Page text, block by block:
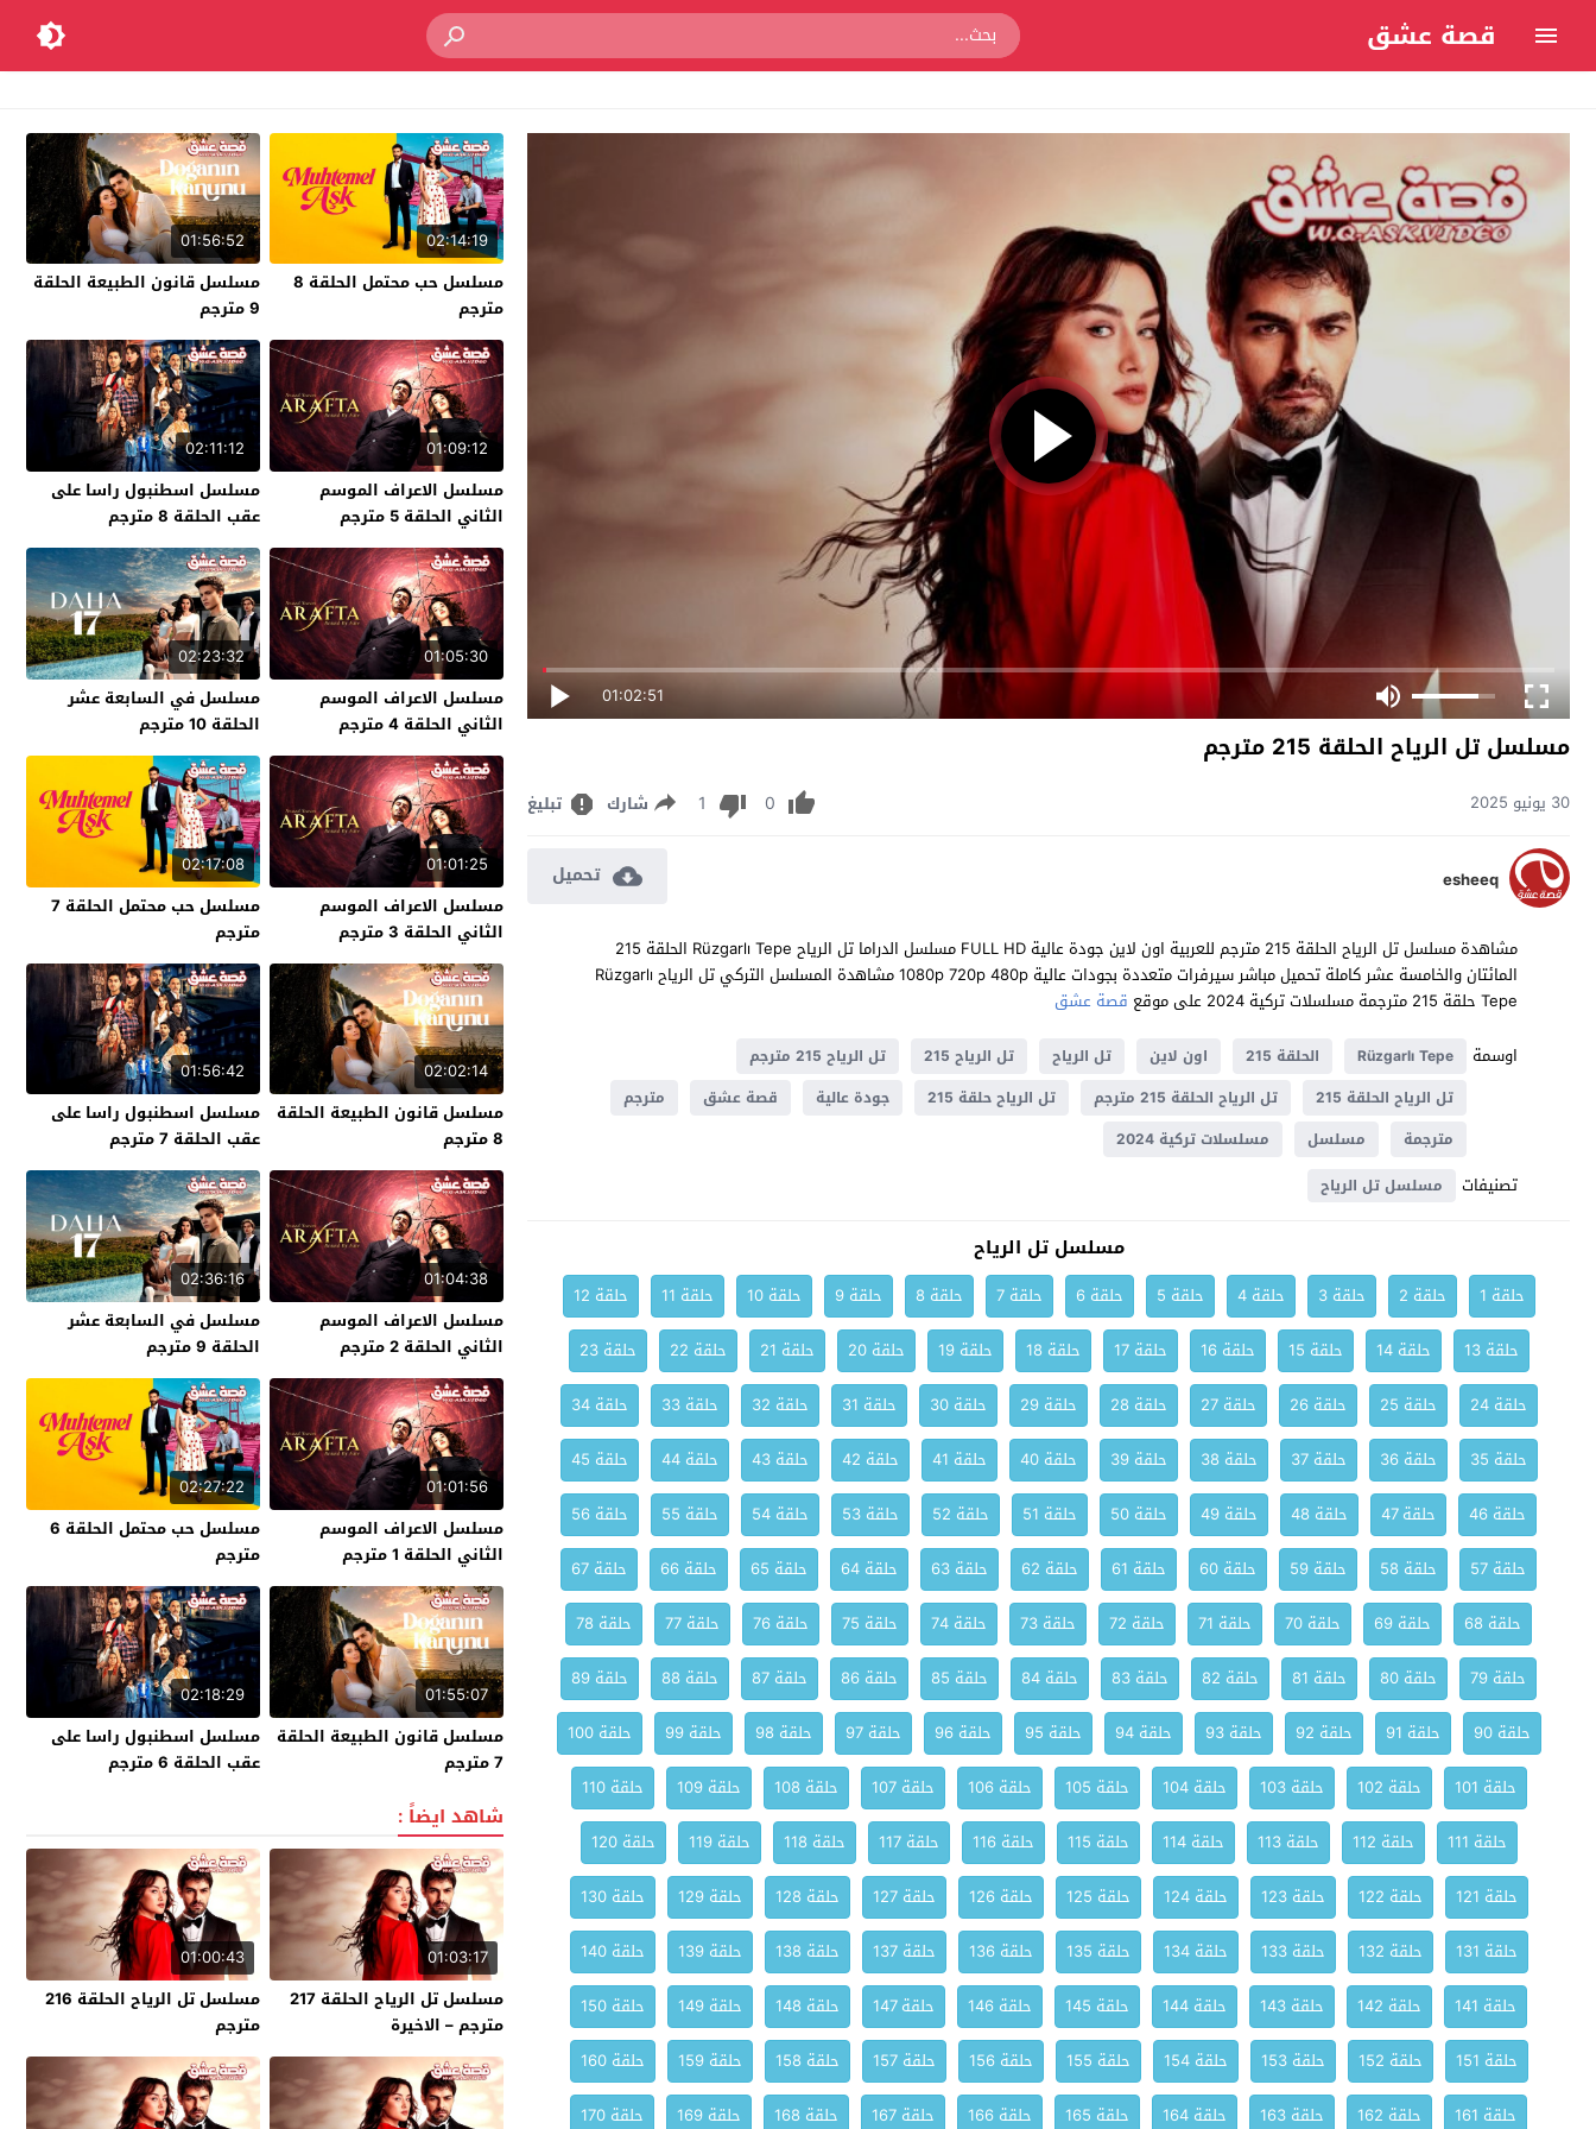
قصة عشق
01:02:51
مسلسل تل الرياح الحلقة 215 مترجم
30 يونيو 2025 0
1 شارك تبليغ
esheeq تحميل
مشاهدة مسلسل تل الرياح الحلقة 215 مترجم للعربية اون لاين جودة عالية FULL HD مسلسل الدراما تل الرياح Rüzgarlı Tepe الحلقة 215
المائتان والخامسة عشر كاملة تحميل مباشر سيرفرات متعددة بجودات عالية 1080p 720p 480p مشاهدة المسلسل التركي تل الرياح Rüzgarlı
Tepe حلقة 215 مترجمة مسلسلات تركية 2024 على موقع
قصة عشق
اوسمة
Rüzgarlı Tepe الحلقة 215 اون لاين تل الرياح تل الرياح 215
تل الرياح 215 مترجم
تل الرياح الحلقة 215
تل الرياح الحلقة 215 مترجم تل الرياح حلقة 215 جودة عالية قصة عشق
مترجم
مترجمة
مسلسل مسلسلات تركية 2024
تصنيفات مسلسل تل الرياح
مسلسل تل الرياح
حلقة 1 حلقة 2 حلقة 3 حلقة 4 حلقة 5 حلقة 6 حلقة 7 حلقة 8 حلقة 9 حلقة 10 حلقة 11
حلقة 12
حلقة 13
حلقة 14 حلقة 15 حلقة 16 حلقة 17 حلقة 18 حلقة 19 حلقة 20 حلقة 21 حلقة 22
حلقة 23
حلقة 24
حلقة 25 حلقة 26 حلقة 27 حلقة 28 حلقة 29 حلقة 30 حلقة 31 حلقة 32 حلقة 33
حلقة 34
حلقة 35
حلقة 36 حلقة 37 حلقة 38 حلقة 39 حلقة 40 حلقة 41 حلقة 42 حلقة 43 حلقة 44
حلقة 45
حلقة 46
حلقة 47 حلقة 48 حلقة 49 حلقة 50 حلقة 51 حلقة 52 حلقة 53 حلقة 54 حلقة 55
حلقة 56
حلقة 57
حلقة 58 حلقة 59 حلقة 60 حلقة 61 حلقة 62 حلقة 63 حلقة 64 حلقة 65 حلقة 66
حلقة 67
حلقة 68
حلقة 69 حلقة 70 حلقة 71 حلقة 72 حلقة 73 حلقة 74 حلقة 75 حلقة 76 حلقة 77
حلقة 78
حلقة 79
حلقة 80 حلقة 81 حلقة 82 حلقة 83 حلقة 84 حلقة 85 حلقة 86 حلقة 87 حلقة 88
حلقة 89
حلقة 90
حلقة 91 حلقة 92 حلقة 93 حلقة 94 حلقة 95 حلقة 96 حلقة 97 حلقة 98 حلقة 99
حلقة 100
حلقة 101
حلقة 102 حلقة 103 حلقة 104 حلقة 105 حلقة 106 حلقة 107 حلقة 108 حلقة 109
حلقة 110
حلقة 111
حلقة 112 حلقة 113 حلقة 114 حلقة 115 حلقة 116 حلقة 117 حلقة 118 حلقة 119
حلقة 120
حلقة 121
حلقة 122 حلقة 123 حلقة 124 حلقة 125 حلقة 126 حلقة 127 حلقة 128 حلقة 129
حلقة 130
حلقة 131
حلقة 132 حلقة 133 حلقة 134 حلقة 135 حلقة 136 حلقة 137 حلقة 138 حلقة 139
حلقة 140
حلقة 141
حلقة 142 حلقة 143 حلقة 144 حلقة 145 حلقة 146 حلقة 147 حلقة 148 حلقة 149
حلقة 150
حلقة 151
حلقة 152 حلقة 153 حلقة 154 حلقة 155 حلقة 156 حلقة 157 حلقة 158 حلقة 159
حلقة 160
حلقة 161
حلقة 162 حلقة 163 حلقة 164 حلقة 165 حلقة 166 حلقة 167 حلقة 168 حلقة 169 حلقة 170
02:14:19
مسلسل حب محتمل الحلقة 8
مترجم
01:56:52
مسلسل قانون الطبيعة الحلقة
9 مترجم
01:09:12
مسلسل الاعراف الموسم
الثاني الحلقة 5 مترجم
02:11:12
مسلسل اسطنبول راسا على
عقب الحلقة 8 مترجم
01:05:30
مسلسل الاعراف الموسم
الثاني الحلقة 4 مترجم
02:23:32
مسلسل في السابعة عشر
الحلقة 10 مترجم
01:01:25
مسلسل الاعراف الموسم
الثاني الحلقة 3 مترجم
02:17:08
مسلسل حب محتمل الحلقة 7
مترجم
02:02:14
مسلسل قانون الطبيعة الحلقة
8 مترجم
01:56:42
مسلسل اسطنبول راسا على
عقب الحلقة 7 مترجم
01:04:38
مسلسل الاعراف الموسم
الثاني الحلقة 2 مترجم
02:36:16
مسلسل في السابعة عشر
الحلقة 9 مترجم
01:01:56
مسلسل الاعراف الموسم
الثاني الحلقة 1 مترجم
02:27:22
مسلسل حب محتمل الحلقة 6
مترجم
01:55:07
مسلسل قانون الطبيعة الحلقة
7 مترجم
02:18:29
مسلسل اسطنبول راسا على
عقب الحلقة 6 مترجم
شاهد ايضاً :
01:03:17
مسلسل تل الرياح الحلقة 217
مترجم – الاخيرة
01:00:43
مسلسل تل الرياح الحلقة 216
مترجم